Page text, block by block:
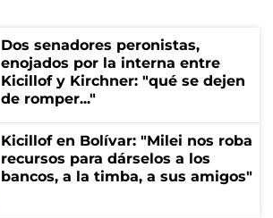
Dos senadores peronistas,
enojados por la interna entre
Kicillof y Kirchner: "qué se dejen
de romper..."
Kicillof en Bolívar: "Milei nos roba
recursos para dárselos a los
bancos, a la timba, a sus amigos"